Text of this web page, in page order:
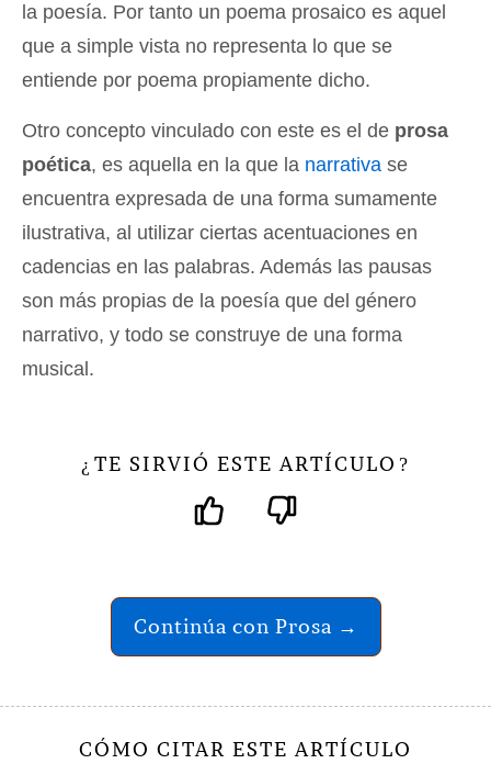
la poesía. Por tanto un poema prosaico es aquel
que a simple vista no representa lo que se
entiende por poema propiamente dicho.
Otro concepto vinculado con este es el de prosa
poética, es aquella en la que la narrativa se
encuentra expresada de una forma sumamente
ilustrativa, al utilizar ciertas acentuaciones en
cadencias en las palabras. Además las pausas
son más propias de la poesía que del género
narrativo, y todo se construye de una forma
musical.
¿ TE SIRVIÓ ESTE ARTÍCULO ?
Continúa con Prosa →
CÓMO CITAR ESTE ARTÍCULO